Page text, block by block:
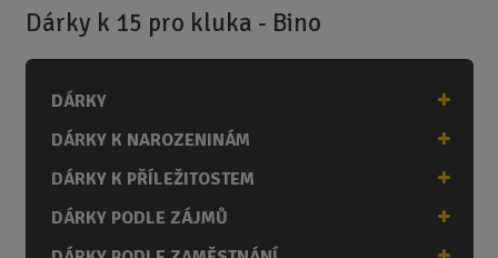
í
n
a
Dárky k 15 pro kluka - Bino
DÁRKY
DÁRKY K NAROZENINÁM
DÁRKY K PŘÍLEŽITOSTEM
DÁRKY PODLE ZÁJMŮ